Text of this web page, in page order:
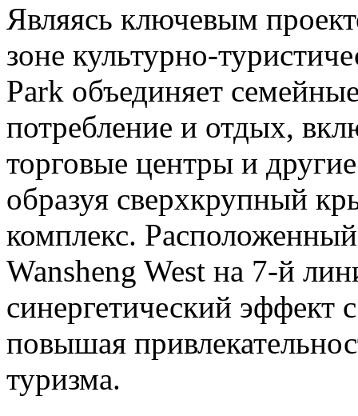
Являясь ключевым
зоне культурно-
Park объединяет
потребление и отдых,
торговые центры и
образуя сверхкрупный
комплекс.
Wansheng West на 7-й
синергетический эффект
повышая
туризма.